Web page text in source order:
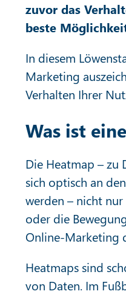
zuvor das
beste
In diesem
Marketing
Verhalten Ihrer
Was ist
Die Heatmap – zu
sich optisch an
werden – nicht
oder die
Online-Marketing
Heatmaps sind
von Daten. Im